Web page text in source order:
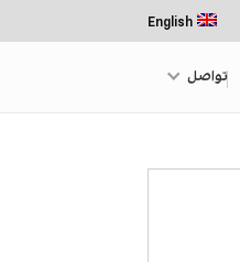
English
تواصل